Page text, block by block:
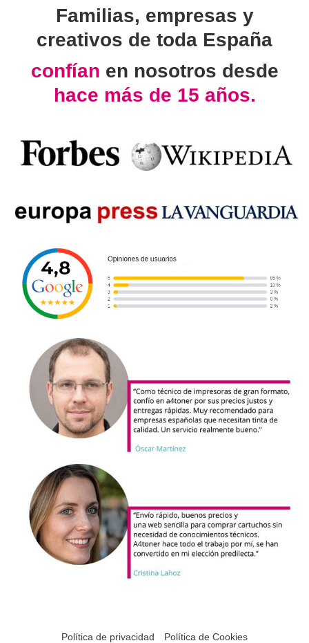
Familias, empresas y
creativos de toda España
confían en nosotros desde
hace más de 15 años.
Política de privacidad
Política de Cookies